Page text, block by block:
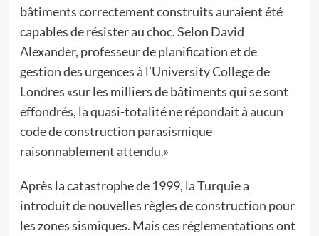
bâtiments correctement construits auraient été
capables de résister au choc. Selon David
Alexander, professeur de planification et de
gestion des urgences à l’University College de
Londres «sur les milliers de bâtiments qui se sont
effondrés, la quasi-totalité ne répondait à aucun
code de construction parasismique
raisonnablement attendu.»
Après la catastrophe de 1999, la Turquie a
introduit de nouvelles règles de construction pour
les zones sismiques. Mais ces réglementations ont